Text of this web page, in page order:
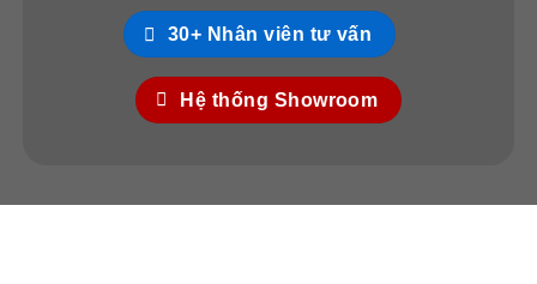
30+ Nhân viên tư vấn
Hệ thống Showroom